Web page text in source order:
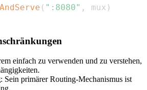
( ":8080" , mux )
einfach zu verwenden und zu verstehen,
: Sein primärer Routing-Mechanismus ist